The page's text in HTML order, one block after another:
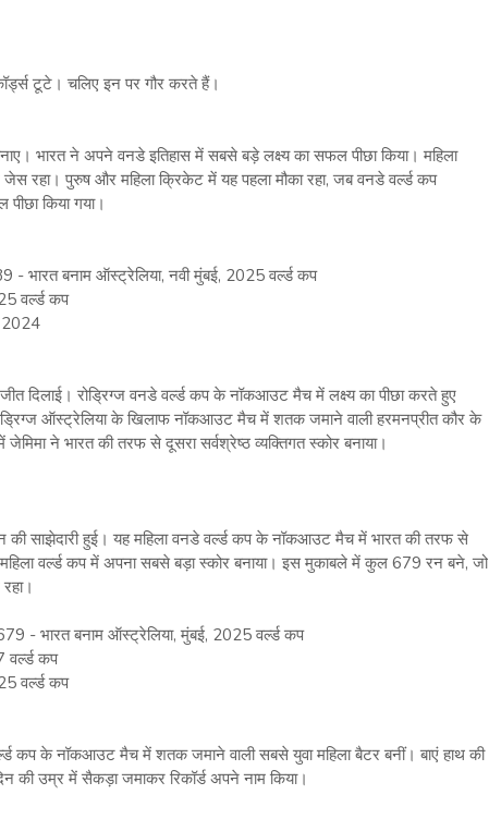
टूटे। चलिए इन पर गौर करते हैं।
भारत ने अपने वनडे इतिहास में सबसे बड़े लक्ष्‍य का सफल पीछा किया। महिला
रहा। पुरुष और महिला क्रिकेट में यह पहला मौका रहा, जब वनडे वर्ल्‍ड कप
किया गया।
- भारत बनाम ऑस्‍ट्रेलिया, नवी मुंबई, 2025 वर्ल्‍ड कप
वर्ल्‍ड कप
2024
दिलाई। रोड्रिग्‍ज वनडे वर्ल्‍ड कप के नॉकआउट मैच में लक्ष्‍य का पीछा करते हुए
ऑस्‍ट्रेलिया के खिलाफ नॉकआउट मैच में शतक जमाने वाली हरमनप्रीत कौर के
ने भारत की तरफ से दूसरा सर्वश्रेष्‍ठ व्‍यक्तिगत स्‍कोर बनाया।
की साझेदारी हुई। यह महिला वनडे वर्ल्‍ड कप के नॉकआउट मैच में भारत की तरफ से
वर्ल्‍ड कप में अपना सबसे बड़ा स्‍कोर बनाया। इस मुकाबले में कुल 679 रन बने, जो
- भारत बनाम ऑस्‍ट्रेलिया, मुंबई, 2025 वर्ल्‍ड कप
वर्ल्‍ड कप
वर्ल्‍ड कप
कप के नॉकआउट मैच में शतक जमाने वाली सबसे युवा महिला बैटर बनीं। बाएं हाथ की
उम्र में सैकड़ा जमाकर रिकॉर्ड अपने नाम किया।